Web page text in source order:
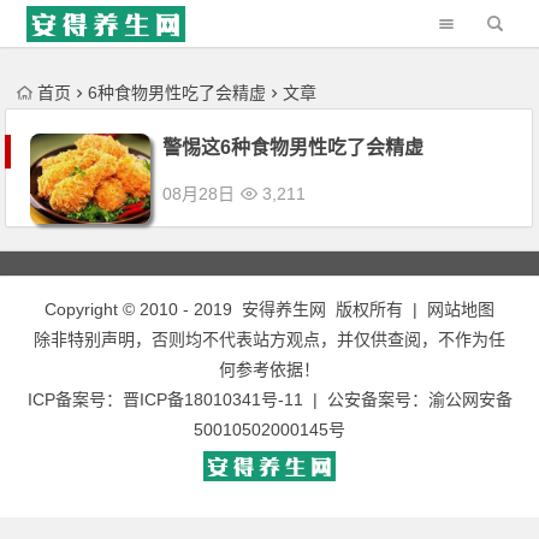
'); })();
首页 6种食物男性吃了会精虚 文章
警惕这6种食物男性吃了会精虚
08月28日 3,211
Copyright © 2010 - 2019 安得养生网 版权所有 |
网站地图
除非特别声明，否则均不代表站方观点，并仅供查阅，不作为任
何参考依据！
ICP备案号： 晋ICP备18010341号-11 | 公安备案号： 渝公网安备
50010502000145号